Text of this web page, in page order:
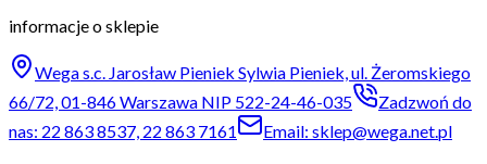
informacje o sklepie
Wega s.c. Jarosław Pieniek Sylwia Pieniek, ul. Żeromskiego
66/72, 01-846 Warszawa NIP 522-24-46-035
Zadzwoń do
nas: 22 863 8537, 22 863 7161
Email: sklep@wega.net.pl